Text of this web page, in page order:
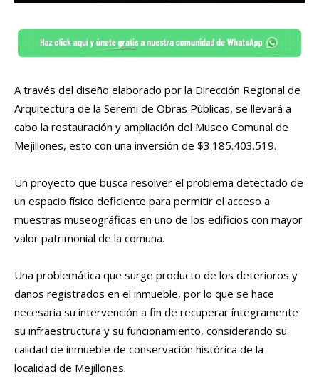
A través del diseño elaborado por la Dirección Regional de
Arquitectura de la Seremi de Obras Públicas, se llevará a
cabo la restauración y ampliación del Museo Comunal de
Mejillones, esto con una inversión de $3.185.403.519.
Un proyecto que busca resolver el problema detectado de
un espacio físico deficiente para permitir el acceso a
muestras museográficas en uno de los edificios con mayor
valor patrimonial de la comuna.
Una problemática que surge producto de los deterioros y
daños registrados en el inmueble, por lo que se hace
necesaria su intervención a fin de recuperar íntegramente
su infraestructura y su funcionamiento, considerando su
calidad de inmueble de conservación histórica de la
localidad de Mejillones.